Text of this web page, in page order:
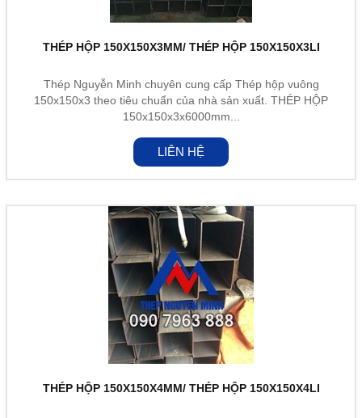
THÉP HỘP 150X150X3MM/ THÉP HỘP 150X150X3LI
Thép Nguyễn Minh chuyên cung cấp Thép hộp vuông
150x150x3 theo tiêu chuẩn của nhà sản xuất. THÉP HỘP
150x150x3x6000mm...
LIÊN HỆ
THÉP HỘP 150X150X4MM/ THÉP HỘP 150X150X4LI